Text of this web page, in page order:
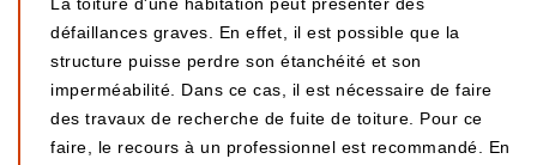
défaillances graves. En effet, il est possible que la
structure puisse perdre son étanchéité et son
imperméabilité. Dans ce cas, il est nécessaire de faire
des travaux de recherche de fuite de toiture. Pour ce
faire, le recours à un professionnel est recommandé. En